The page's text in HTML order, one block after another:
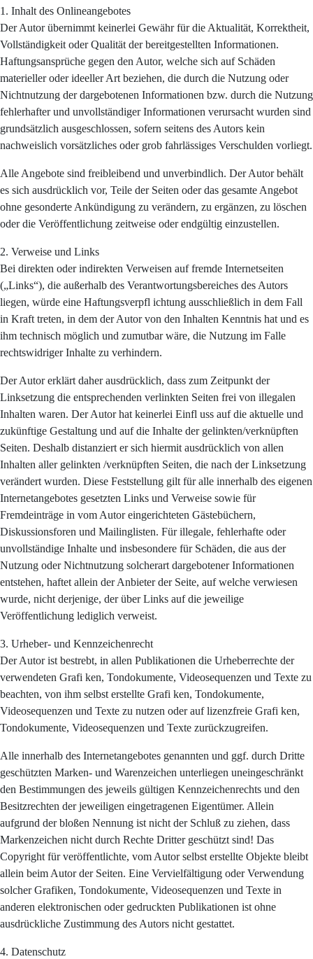
1. Inhalt des Onlineangebotes
Der Autor übernimmt keinerlei Gewähr für die Aktualität, Korrektheit,
Vollständigkeit oder Qualität der bereitgestellten Informationen.
Haftungsansprüche gegen den Autor, welche sich auf Schäden
materieller oder ideeller Art beziehen, die durch die Nutzung oder
Nichtnutzung der dargebotenen Informationen bzw. durch die Nutzung
fehlerhafter und unvollständiger Informationen verursacht wurden sind
grundsätzlich ausgeschlossen, sofern seitens des Autors kein
nachweislich vorsätzliches oder grob fahrlässiges Verschulden vorliegt.
Alle Angebote sind freibleibend und unverbindlich. Der Autor behält
es sich ausdrücklich vor, Teile der Seiten oder das gesamte Angebot
ohne gesonderte Ankündigung zu verändern, zu ergänzen, zu löschen
oder die Veröffentlichung zeitweise oder endgültig einzustellen.
2. Verweise und Links
Bei direkten oder indirekten Verweisen auf fremde Internetseiten
(„Links“), die außerhalb des Verantwortungsbereiches des Autors
liegen, würde eine Haftungsverpfl ichtung ausschließlich in dem Fall
in Kraft treten, in dem der Autor von den Inhalten Kenntnis hat und es
ihm technisch möglich und zumutbar wäre, die Nutzung im Falle
rechtswidriger Inhalte zu verhindern.
Der Autor erklärt daher ausdrücklich, dass zum Zeitpunkt der
Linksetzung die entsprechenden verlinkten Seiten frei von illegalen
Inhalten waren. Der Autor hat keinerlei Einfl uss auf die aktuelle und
zukünftige Gestaltung und auf die Inhalte der gelinkten/verknüpften
Seiten. Deshalb distanziert er sich hiermit ausdrücklich von allen
Inhalten aller gelinkten /verknüpften Seiten, die nach der Linksetzung
verändert wurden. Diese Feststellung gilt für alle innerhalb des eigenen
Internetangebotes gesetzten Links und Verweise sowie für
Fremdeinträge in vom Autor eingerichteten Gästebüchern,
Diskussionsforen und Mailinglisten. Für illegale, fehlerhafte oder
unvollständige Inhalte und insbesondere für Schäden, die aus der
Nutzung oder Nichtnutzung solcherart dargebotener Informationen
entstehen, haftet allein der Anbieter der Seite, auf welche verwiesen
wurde, nicht derjenige, der über Links auf die jeweilige
Veröffentlichung lediglich verweist.
3. Urheber- und Kennzeichenrecht
Der Autor ist bestrebt, in allen Publikationen die Urheberrechte der
verwendeten Grafi ken, Tondokumente, Videosequenzen und Texte zu
beachten, von ihm selbst erstellte Grafi ken, Tondokumente,
Videosequenzen und Texte zu nutzen oder auf lizenzfreie Grafi ken,
Tondokumente, Videosequenzen und Texte zurückzugreifen.
Alle innerhalb des Internetangebotes genannten und ggf. durch Dritte
geschützten Marken- und Warenzeichen unterliegen uneingeschränkt
den Bestimmungen des jeweils gültigen Kennzeichenrechts und den
Besitzrechten der jeweiligen eingetragenen Eigentümer. Allein
aufgrund der bloßen Nennung ist nicht der Schluß zu ziehen, dass
Markenzeichen nicht durch Rechte Dritter geschützt sind! Das
Copyright für veröffentlichte, vom Autor selbst erstellte Objekte bleibt
allein beim Autor der Seiten. Eine Vervielfältigung oder Verwendung
solcher Grafiken, Tondokumente, Videosequenzen und Texte in
anderen elektronischen oder gedruckten Publikationen ist ohne
ausdrückliche Zustimmung des Autors nicht gestattet.
4. Datenschutz